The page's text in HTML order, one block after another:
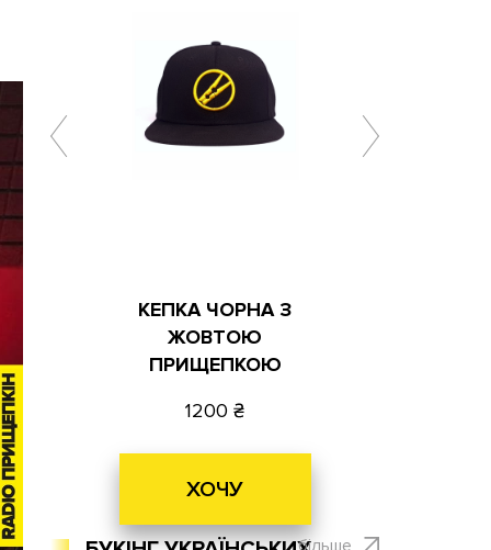
КЕПКА ЧОРНА З
ЖОВТОЮ
ПРИЩЕПКОЮ
1200
ХОЧУ
більше